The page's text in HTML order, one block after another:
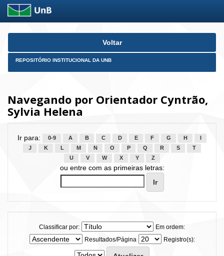
Skip
Voltar
REPOSITÓRIO INSTITUCIONAL DA UNB
Navegando por Orientador Cyntrão,
Sylvia Helena
Ir para: 0-9 A B C D E F G H
J
K L M N O P Q R S
T
U
V W X Y Z
ou entre com as primeiras letras:
Classificar por:
Em ordem:
Resultados/Página
Registro(s):